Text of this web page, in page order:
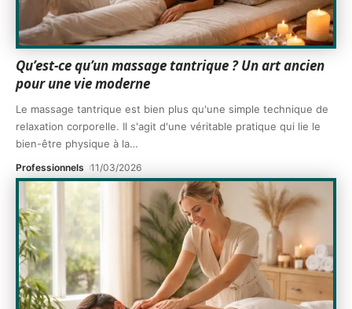
Qu’est-ce qu’un massage tantrique ? Un art ancien
pour une vie moderne
Le massage tantrique est bien plus qu'une simple technique de
relaxation corporelle. Il s'agit d'une véritable pratique qui lie le
bien-être physique à la…
Professionnels 11/03/2026